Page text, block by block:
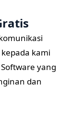
kami
yang
dan